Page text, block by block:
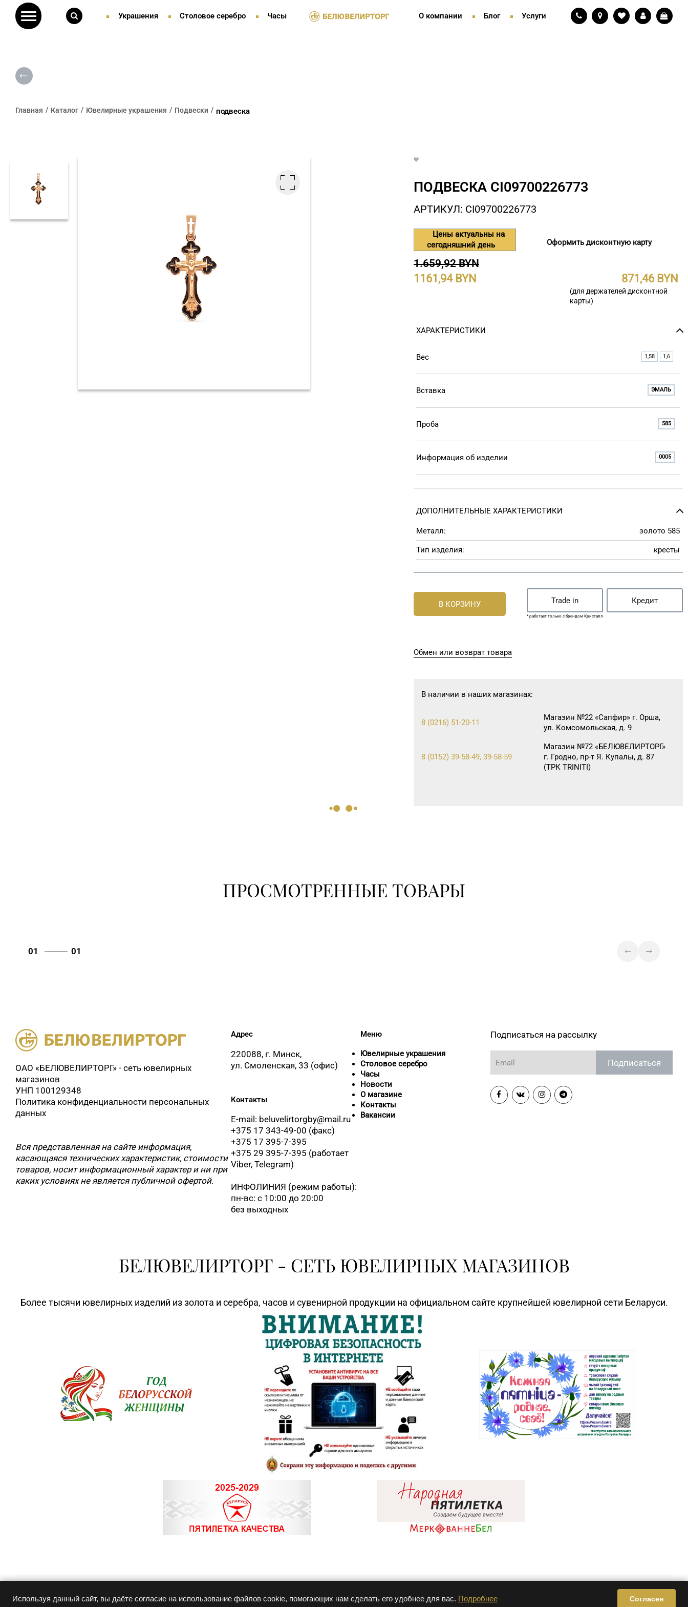
Украшения Столовое серебро Часы О компании Блог Услуги
Главная Каталог Ювелирные украшения Подвески подвеска
ПОДВЕСКА СI09700226773
АРТИКУЛ: СI09700226773
Цены актуальны на
сегодняшний день
Оформить дисконтную карту
1.659,92 BYN
1161,94 871,46
(для держателей дисконтной
карты)
ХАРАКТЕРИСТИКИ
Вес 1,58 1,6
Вставка ЭМАЛЬ
Проба 585
Информация об изделии 0005
ДОПОЛНИТЕЛЬНЫЕ ХАРАКТЕРИСТИКИ
Металл: золото 585
Тип изделия: кресты
В КОРЗИНУ Trade in Кредит
* работает только с брендом Кристалл
Обмен или возврат товара
В наличии в наших магазинах:
8 (0216) 51-20-11
Магазин №22 «Сапфир» г. Орша,
ул. Комсомольская, д. 9
8 (0152) 39-58-49, 39-58-59
Магазин №72 «БЕЛЮВЕЛИРТОРГ»
г. Гродно, пр-т Я. Купалы, д. 87
(ТРК TRINITI)
ПРОСМОТРЕННЫЕ ТОВАРЫ
01 01
ОАО «БЕЛЮВЕЛИРТОРГ» - сеть ювелирных
магазинов
УНП 100129348
Политика конфиденциальности персональных
данных
Вся представленная на сайте информация,
касающаяся технических характеристик, стоимости
товаров, носит информационный характер и ни при
каких условиях не является публичной офертой.
Адрес
220088, г. Минск,
ул. Смоленская, 33 (офис)
Контакты
E-mail: beluvelirtorgby@mail.ru
+375 17 343-49-00 (факс)
+375 17 395-7-395
+375 29 395-7-395 (работает
Viber, Telegram)
ИНФОЛИНИЯ (режим работы):
пн-вс: с 10:00 до 20:00
без выходных
Меню
Ювелирные украшения
Столовое серебро
Часы
Новости
О магазине
Контакты
Вакансии
Подписаться на рассылку
Подписаться
БЕЛЮВЕЛИРТОРГ - СЕТЬ ЮВЕЛИРНЫХ МАГАЗИНОВ
Более тысячи ювелирных изделий из золота и серебра, часов и сувенирной продукции на официальном сайте крупнейшей ювелирной сети Беларуси.
© Copyright 2015- 2026 Белювелирторг Разработка и продвижение Privacy & Cookie Policy | Terms of Service
Используя данный сайт, вы даёте согласие на использование файлов cookie, помогающих нам сделать его удобнее для вас. Подробнее Согласен